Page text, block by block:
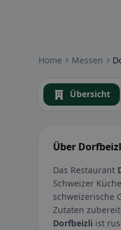
Home Messen
Übersicht
Über
Das Restaurant
Schweizer
schweizerische
Zutaten
Dorfbeizli ist